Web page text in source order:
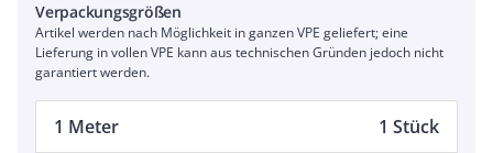
Verpackungsgrößen
Artikel werden nach Möglichkeit in ganzen VPE geliefert; eine
Lieferung in vollen VPE kann aus technischen Gründen jedoch nicht
garantiert werden.
1 Meter 1 Stück